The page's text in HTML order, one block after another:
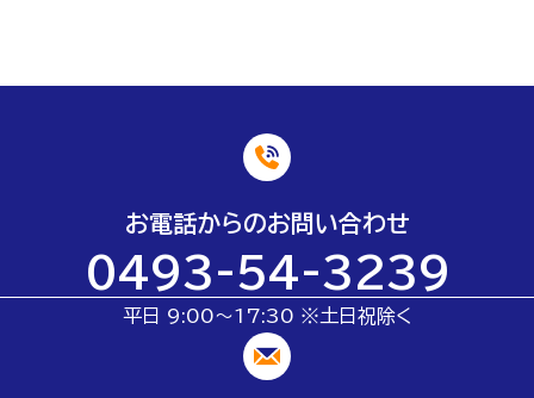
お電話からのお問い合わせ
0493-54-3239
平日 9:00～17:30 ※土日祝除く